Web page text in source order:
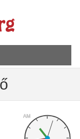
AM